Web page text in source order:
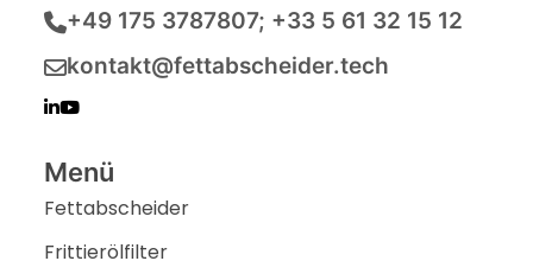
+49 175 3787807; +33 5 61 32 15 12
kontakt@fettabscheider.tech
Menü
Fettabscheider
Frittierölfilter